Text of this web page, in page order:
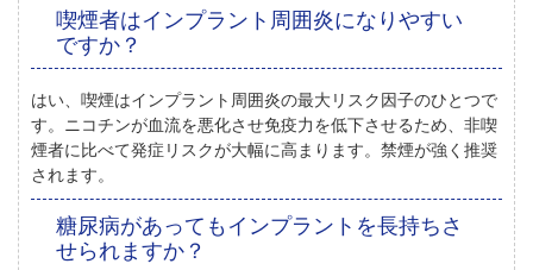
喫煙者はインプラント周囲炎になりやすい
ですか？
はい、喫煙はインプラント周囲炎の最大リスク因子のひとつで
す。ニコチンが血流を悪化させ免疫力を低下させるため、非喫
煙者に比べて発症リスクが大幅に高まります。禁煙が強く推奨
されます。
糖尿病があってもインプラントを長持ちさ
せられますか？